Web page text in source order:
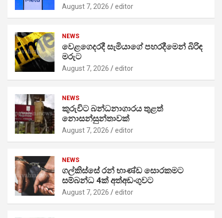
August 7, 2026 editor
NEWS
වෙළගෙදරදී සැමියාගේ පහරදීමෙන් බිරිඳ
මරුට
August 7, 2026 editor
NEWS
කුරුවිට බන්ධනාගාරය තුළත්
නොසන්සුන්තාවක්
August 7, 2026 editor
NEWS
ගල්කිස්සේ රන් භාණ්ඩ සොරකමට
සම්බන්ධ 4ක් අත්අඩංගුවට
August 7, 2026 editor